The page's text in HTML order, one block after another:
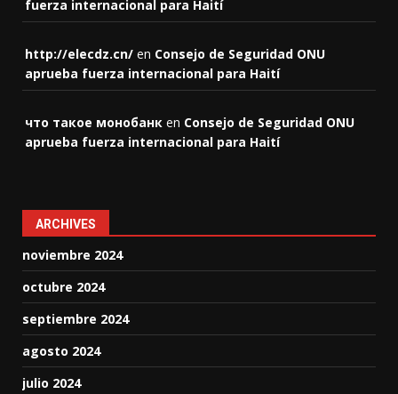
fuerza internacional para Haití
http://elecdz.cn/ en Consejo de Seguridad ONU
aprueba fuerza internacional para Haití
что такое монобанк en Consejo de Seguridad ONU
aprueba fuerza internacional para Haití
ARCHIVES
noviembre 2024
octubre 2024
septiembre 2024
agosto 2024
julio 2024